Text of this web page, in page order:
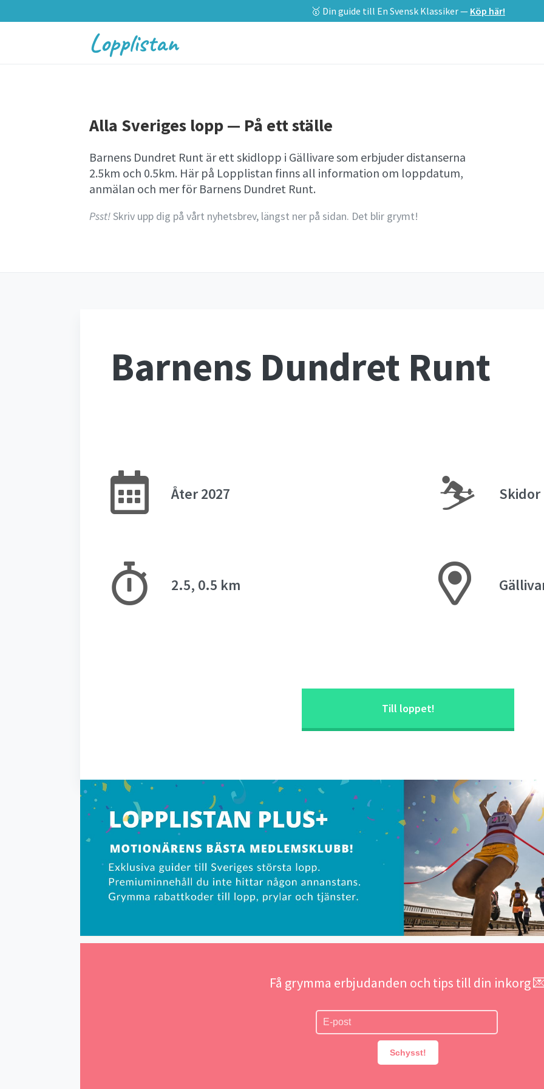
🥇 Din guide till En Svensk Klassiker — Köp här!
Lopplistan
Alla Sveriges lopp — På ett ställe
Barnens Dundret Runt är ett skidlopp i Gällivare som erbjuder distanserna
2.5km och 0.5km. Här på Lopplistan finns all information om loppdatum,
anmälan och mer för Barnens Dundret Runt.
Psst!Skriv upp dig på vårt nyhetsbrev, längst ner på sidan. Det blir grymt!
Barnens Dundret Runt
Åter 2027
2.5, 0.5 km
⛷ Skidor
Till loppet!
Få grymma erbjudanden och tips till din inkorg
Schysst!